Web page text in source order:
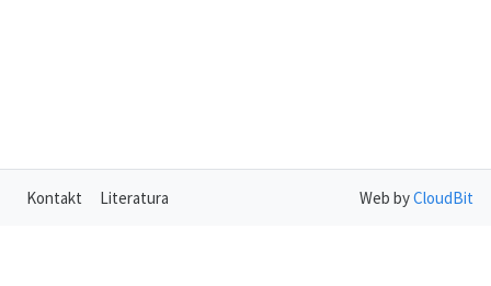
Kontakt Literatura Web byCloudBit